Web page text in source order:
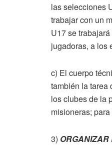
las selecciones
trabajar con un
U17 se
jugadoras, a los
c) El cuerpo
también la tarea
los clubes de la
misioneras;
3) ORGANIZAR